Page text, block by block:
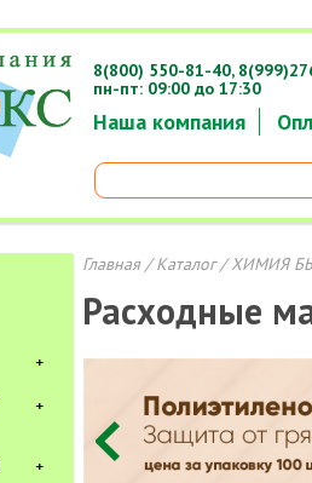
Наша компания
8(800) 550-81-40,
пн-пт: 09:00 до 17:30
Главная/Каталог/ХИМИЯ
Расходные